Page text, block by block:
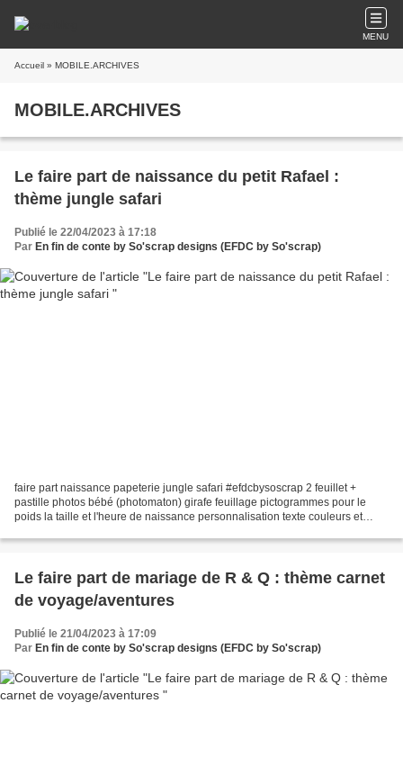
MENU
Accueil » MOBILE.ARCHIVES
MOBILE.ARCHIVES
Le faire part de naissance du petit Rafael :
thème jungle safari
Publié le 22/04/2023 à 17:18
Par En fin de conte by So'scrap designs (EFDC by So'scrap)
faire part naissance papeterie jungle safari #efdcbysoscrap 2 feuillet +
pastille photos bébé (photomaton) girafe feuillage pictogrammes pour le
poids la taille et l'heure de naissance personnalisation texte couleurs et
Le faire part de mariage de R & Q : thème carnet
de voyage/aventures
Publié le 21/04/2023 à 17:09
Par En fin de conte by So'scrap designs (EFDC by So'scrap)